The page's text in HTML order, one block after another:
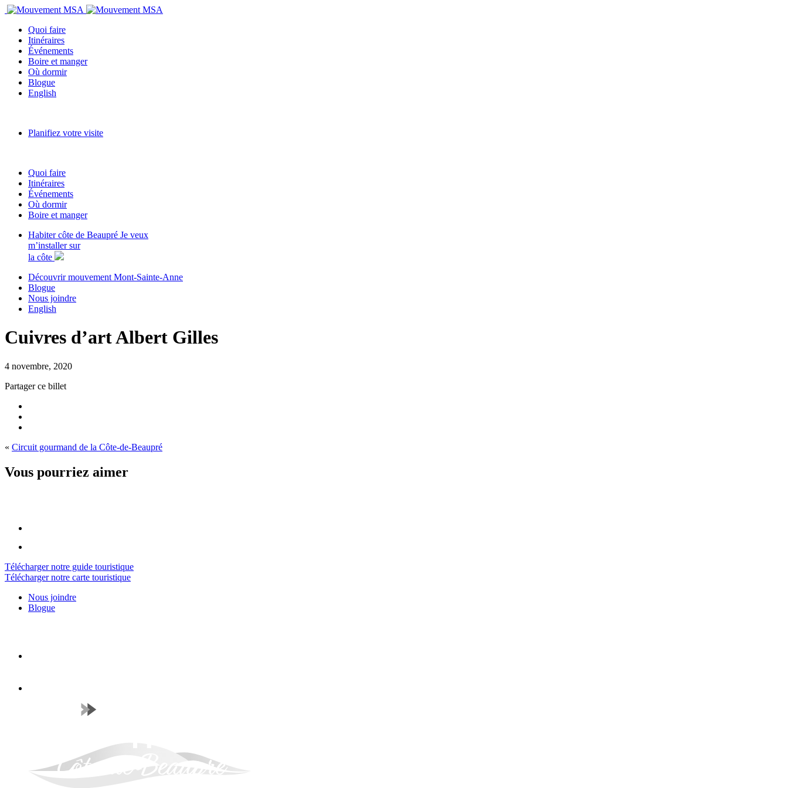
Quoi faire
Itinéraires
Événements
Boire et manger
Où dormir
Blogue
English
Planifiez votre visite
Quoi faire
Itinéraires
Événements
Où dormir
Boire et manger
Habiter côte de Beaupré Je veux
m’installer sur
la côte
Découvrir mouvement Mont-Sainte-Anne
Blogue
Nous joindre
English
Cuivres d’art Albert Gilles
4 novembre, 2020
Partager ce billet
« Circuit gourmand de la Côte-de-Beaupré
Vous pourriez aimer
Télécharger notre guide touristique
Télécharger notre carte touristique
Nous joindre
Blogue